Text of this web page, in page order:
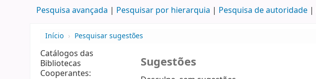
Pesquisa avançada Pesquisar por hierarquia Pesquisa de autoridade
Início › Pesquisar sugestões
Catálogos das
Bibliotecas
Cooperantes:
Sugestões